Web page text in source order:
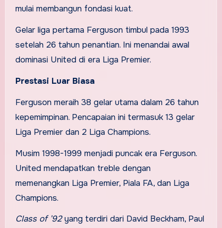
mulai membangun fondasi kuat.
Gelar liga pertama Ferguson timbul pada 1993
setelah 26 tahun penantian. Ini menandai awal
dominasi United di era Liga Premier.
Prestasi Luar Biasa
Ferguson meraih 38 gelar utama dalam 26 tahun
kepemimpinan. Pencapaian ini termasuk 13 gelar
Liga Premier dan 2 Liga Champions.
Musim 1998-1999 menjadi puncak era Ferguson.
United mendapatkan treble dengan
memenangkan Liga Premier, Piala FA, dan Liga
Champions.
Class of ’92yang terdiri dari David Beckham, Paul